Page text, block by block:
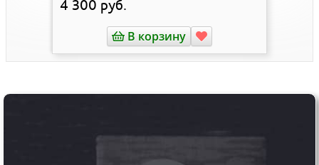
4 300 руб.
В корзину